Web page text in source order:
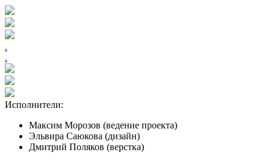
.
.
Исполнители:
Максим Морозов (ведение проекта)
Эльвира Саюкова (дизайн)
Дмитрий Поляков (верстка)